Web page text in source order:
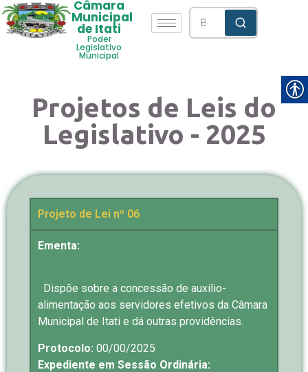
Câmara
Municipal
de Itati
Poder
Legislativo
Municipal
Projetos de Leis do
Legislativo - 2025
Projeto de Lei nº 06
Ementa:
Dispõe sobre a concessão de auxílio-
alimentação aos servidores efetivos da Câmara
Municipal de Itati e dá outras providências.
Protocolo: 00/00/2025
Expediente em Sessão Ordinária: